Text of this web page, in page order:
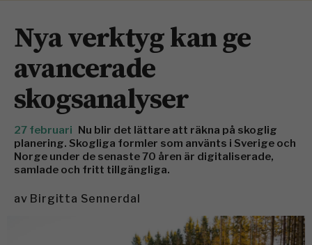
Nya verktyg kan ge
avancerade
skogsanalyser
27 februari Nu blir det lättare att räkna på skoglig
planering. Skogliga formler som använts i Sverige och
Norge under de senaste 70 åren är digitaliserade,
samlade och fritt tillgängliga.
av Birgitta Sennerdal